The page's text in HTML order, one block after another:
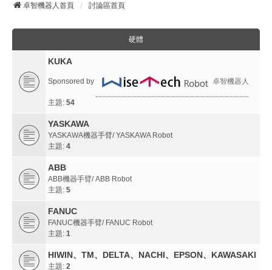
卓智機器人首頁
討論區首頁
硬體
KUKA
Sponsored by 卓智機器人
主題: 54
YASKAWA
YASKAWA機器手臂/ YASKAWA Robot
主題: 4
ABB
ABB機器手臂/ ABB Robot
主題: 5
FANUC
FANUC機器手臂/ FANUC Robot
主題: 1
HIWIN、TM、DELTA、NACHI、EPSON、KAWASAKI
主題: 2